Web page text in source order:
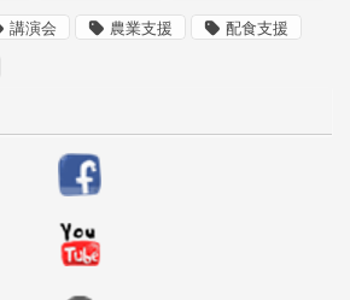
講演会 農業支援 配食支援